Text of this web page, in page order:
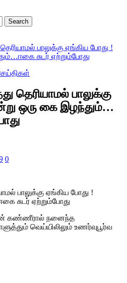
Search
பாலுக்கு ஏங்கிய போது !
சுடர் ஏற்றும்போது
தெரியாமல் பாலுக்கு
ஒரு கை இழந்தும்…
0
பாலுக்கு ஏங்கிய போது !
சுடர் ஏற்றும்போது
கண்ணீரால் நனைந்த
வெய்யிலிலும் உணர்வுபூர்வ